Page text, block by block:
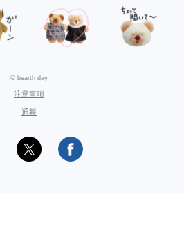
© bearth day
注意事項
通報